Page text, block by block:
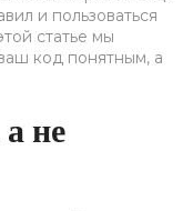
и пользоваться
статье мы
код понятным, а
не